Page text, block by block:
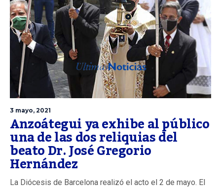
3 mayo, 2021
Anzoátegui ya exhibe al público
una de las dos reliquias del
beato Dr. José Gregorio
Hernández
La Diócesis de Barcelona realizó el acto el 2 de mayo. El